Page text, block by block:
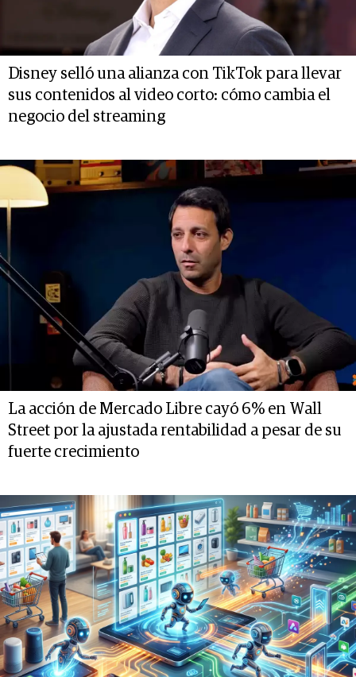
Disney selló una alianza con TikTok para llevar
sus contenidos al video corto: cómo cambia el
negocio del streaming
La acción de Mercado Libre cayó 6% en Wall
Street por la ajustada rentabilidad a pesar de su
fuerte crecimiento